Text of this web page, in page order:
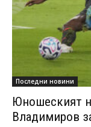
Последни новини
Юношеският
Владимиров